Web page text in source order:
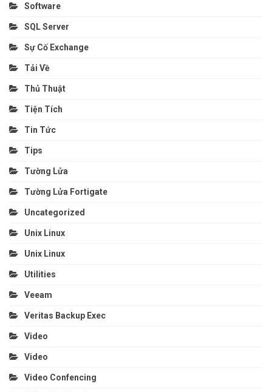
Software
SQL Server
Sự Cố Exchange
Tải Về
Thủ Thuật
Tiện Tích
Tin Tức
Tips
Tường Lửa
Tường Lửa Fortigate
Uncategorized
Unix Linux
Unix Linux
Utilities
Veeam
Veritas Backup Exec
Video
Video
Video Confencing